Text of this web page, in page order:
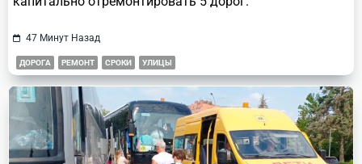
47 Минут Назад
ДОРОГА РЕМОНТ СРОКИ УЛИЦЫ